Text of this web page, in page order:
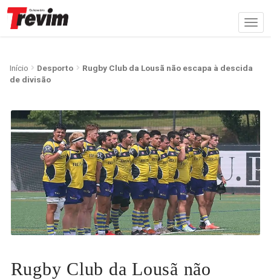
Início Desporto
Rugby Club da Lousã não escapa à descida
de divisão
Rugby Club da Lousã não